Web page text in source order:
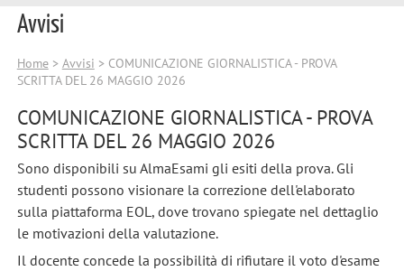
Avvisi
Home> Avvisi > COMUNICAZIONE GIORNALISTICA - PROVA
SCRITTA DEL 26 MAGGIO 2026
COMUNICAZIONE GIORNALISTICA - PROVA
SCRITTA DEL 26 MAGGIO 2026
Sono disponibili su AlmaEsami gli esiti della prova. Gli
studenti possono visionare la correzione dell'elaborato
sulla piattaforma EOL, dove trovano spiegate nel dettaglio
le motivazioni della valutazione.
Il docente concede la possibilità di rifiutare il voto d'esame